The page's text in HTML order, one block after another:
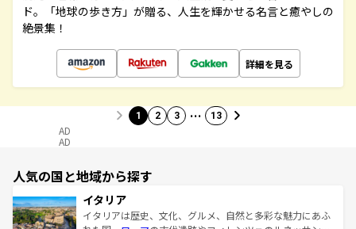
ド。「地球の歩き方」が贈る、人生を輝かせる名言と癒やしの
絶景集！
詳細を見る
1 2 3 … 13
AD
AD
人気の国と地域から探す
イタリア
イタリアは歴史、文化、グルメ、自然と多彩な魅力にあふ